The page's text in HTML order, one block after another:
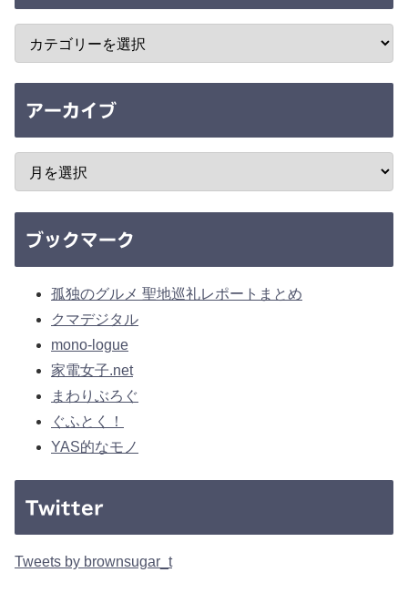
アーカイブ
ブックマーク
孤独のグルメ 聖地巡礼レポートまとめ
クマデジタル
mono-logue
家電女子.net
まわりぶろぐ
ぐふとく！
YAS的なモノ
Twitter
Tweets by brownsugar_t